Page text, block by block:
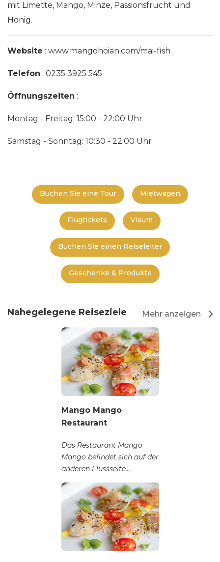
mit Limette, Mango, Minze, Passionsfrucht und
Honig.
Website : www.mangohoian.com/mai-fish
Telefon : 0235 3925 545
Öffnungszeiten :
Montag - Freitag: 15:00 - 22:00 Uhr
Samstag - Sonntag: 10:30 - 22:00 Uhr
Buchen Sie eine Tour Mietwagen
Flugtickets Visum
Buchen Sie einen Reiseleiter
Geschenke & Produkte
Nahegelegene Reiseziele Mehr anzeigen
Mango Mango
Restaurant
Das Restaurant Mango
Mango befindet sich auf der
anderen Flussseite
gegenüber der Altstadt...